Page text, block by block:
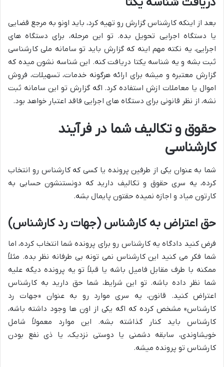
بعد از اینکه کارشناس گزارش رو تهیه کرد، باید اونو به مرجع قضایی
یا دستگاه اجرایی تحویل بده. تو این مرحله، برای دستگاه های
اجرایی، یه نکته مهم اینه که گزارش باید تو سامانه ملی کارشناسی
ثبت بشه و یه شناسه یکتا دریافت کنه. این شناسه نشون میده که
گزارش معتبره و میشه برای ارائه هرگونه خدمات، تسهیلات، فروش
اموال یا معاملات ازش استفاده کرد. اگه گزارش تو این سامانه ثبت
نشه، از نظر قانونی برای دستگاه های اجرایی فاقد اعتبار خواهد بود.
حقوق و تکالیف شما در فرآیند
کارشناسی
شما به عنوان یکی از طرفین پرونده یا کسی که کارشناس رو انتخاب
کرده، یه سری حقوق و تکالیف دارید که دونستنشون حسابی به
کارتون میاد و اجازه نمیده حقتون پایمال بشه.
حق اعتراض به کارشناس (جهات رد کارشناس)
فرض کنید دادگاه یه کارشناس رو برای پرونده شما انتخاب کرده، اما
شما فکر می کنید این کارشناس نمی تونه بی طرفانه نظر بده. مثلاً
ممکنه با طرف مقابل فامیل باشه یا قبلاً تو یه پرونده دیگه علیه
شما نظر داده باشه. تو این شرایط، شما حق دارید به کارشناس
اعتراض کنید. قانون، یه سری موارد رو به عنوان «جهات رد
کارشناس» مشخص کرده که اگه یکی از اون ها وجود داشته باشه،
کارشناس باید کنار گذاشته بشه. این موارد معمولاً شامل
خویشاوندی، سابقه دشمنی یا دوستی نزدیک، یا ذی نفع بودن
کارشناس تو پرونده میشه.